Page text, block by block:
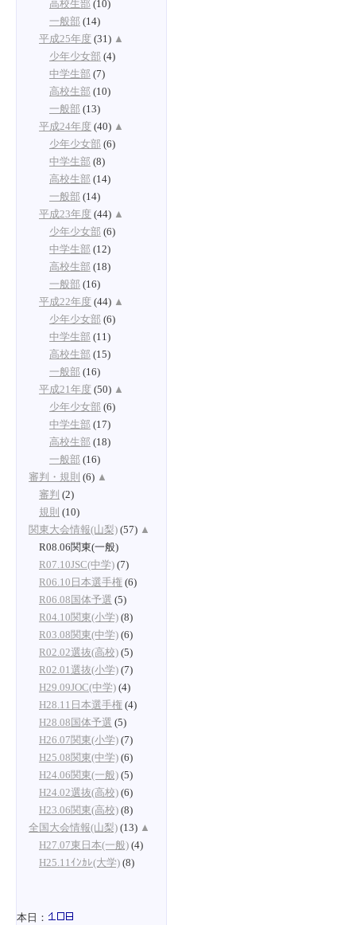
高校生部 (10)
一般部 (14)
平成25年度 (31) ▲
少年少女部 (4)
中学生部 (7)
高校生部 (10)
一般部 (13)
平成24年度 (40) ▲
少年少女部 (6)
中学生部 (8)
高校生部 (14)
一般部 (14)
平成23年度 (44) ▲
少年少女部 (6)
中学生部 (12)
高校生部 (18)
一般部 (16)
平成22年度 (44) ▲
少年少女部 (6)
中学生部 (11)
高校生部 (15)
一般部 (16)
平成21年度 (50) ▲
少年少女部 (6)
中学生部 (17)
高校生部 (18)
一般部 (16)
審判・規則 (6) ▲
審判 (2)
規則 (10)
関東大会情報(山梨) (57) ▲
R08.06関東(一般)
R07.10JSC(中学) (7)
R06.10日本選手権 (6)
R06.08国体予選 (5)
R04.10関東(小学) (8)
R03.08関東(中学) (6)
R02.02選抜(高校) (5)
R02.01選抜(小学) (7)
H29.09JOC(中学) (4)
H28.11日本選手権 (4)
H28.08国体予選 (5)
H26.07関東(小学) (7)
H25.08関東(中学) (6)
H24.06関東(一般) (5)
H24.02選抜(高校) (6)
H23.06関東(高校) (8)
全国大会情報(山梨) (13) ▲
H27.07東日本(一般) (4)
H25.11ｲﾝｶﾚ(大学) (8)
本日：